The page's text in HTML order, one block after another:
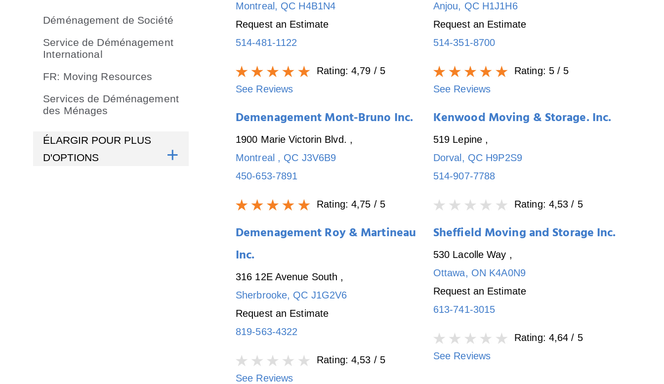
Déménagement de Société
Service de Déménagement
International
FR: Moving Resources
Services de Déménagement
des Ménages
Montreal , QC H4B1N4
Request an Estimate
514-481-1122
Rating: 4,79 / 5
See Reviews
Anjou, QC H1J1H6
Request an Estimate
514-351-8700
Rating: 5 / 5
See Reviews
Demenagement Mont-Bruno Inc.
1900 Marie Victorin Blvd. ,
Montreal , QC J3V6B9
450-653-7891
Rating: 4,75 / 5
Kenwood Moving & Storage. Inc.
519 Lepine ,
Dorval , QC H9P2S9
514-907-7788
Rating: 4,53 / 5
Demenagement Roy & Martineau
Inc.
316 12E Avenue South ,
Sherbrooke, QC J1G2V6
Request an Estimate
819-563-4322
Rating: 4,53 / 5
See Reviews
Sheffield Moving and Storage Inc.
530 Lacolle Way ,
Ottawa, ON K4A0N9
Request an Estimate
613-741-3015
Rating: 4,64 / 5
See Reviews